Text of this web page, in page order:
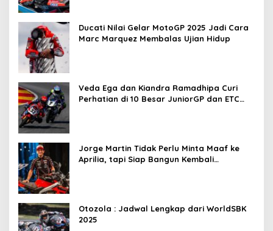
Ducati Nilai Gelar MotoGP 2025 Jadi Cara
Marc Marquez Membalas Ujian Hidup
Veda Ega dan Kiandra Ramadhipa Curi
Perhatian di 10 Besar JuniorGP dan ETC
Jorge Martin Tidak Perlu Minta Maaf ke
Aprilia, tapi Siap Bangun Kembali
Otozola : Jadwal Lengkap dari WorldSBK
2025